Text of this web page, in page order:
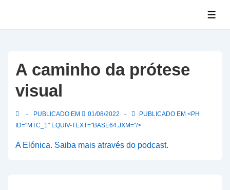
ContentA caminho da prótese
visual
PUBLICADO EM 01/08/2022
PUBLICADO EM <PH
ID="MTC_1" EQUIV-TEXT="BASE64:JXM="/>
A Elónica. Saiba mais através do podcast.